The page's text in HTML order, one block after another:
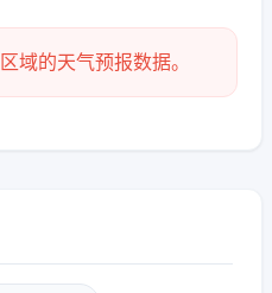
域的天气预报数据。